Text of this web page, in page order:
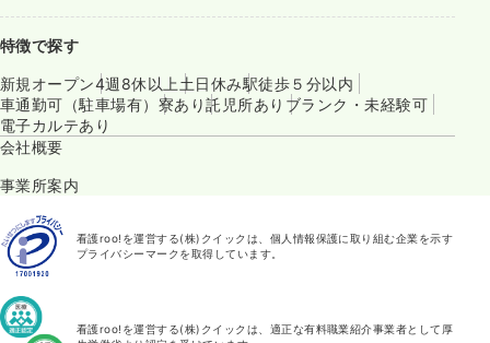
特徴で探す
新規オープン4週8休以上 土日休み駅徒歩５分以内
車通勤可（駐車場有） 寮あり託児所あり ブランク・未経験可
電子カルテあり
会社概要
事業所案内
看護roo!を運営する(株)クイックは、個人情報保護に取り組む企業を示す
プライバシーマークを取得しています。
看護roo!を運営する(株)クイックは、適正な有料職業紹介事業者として厚